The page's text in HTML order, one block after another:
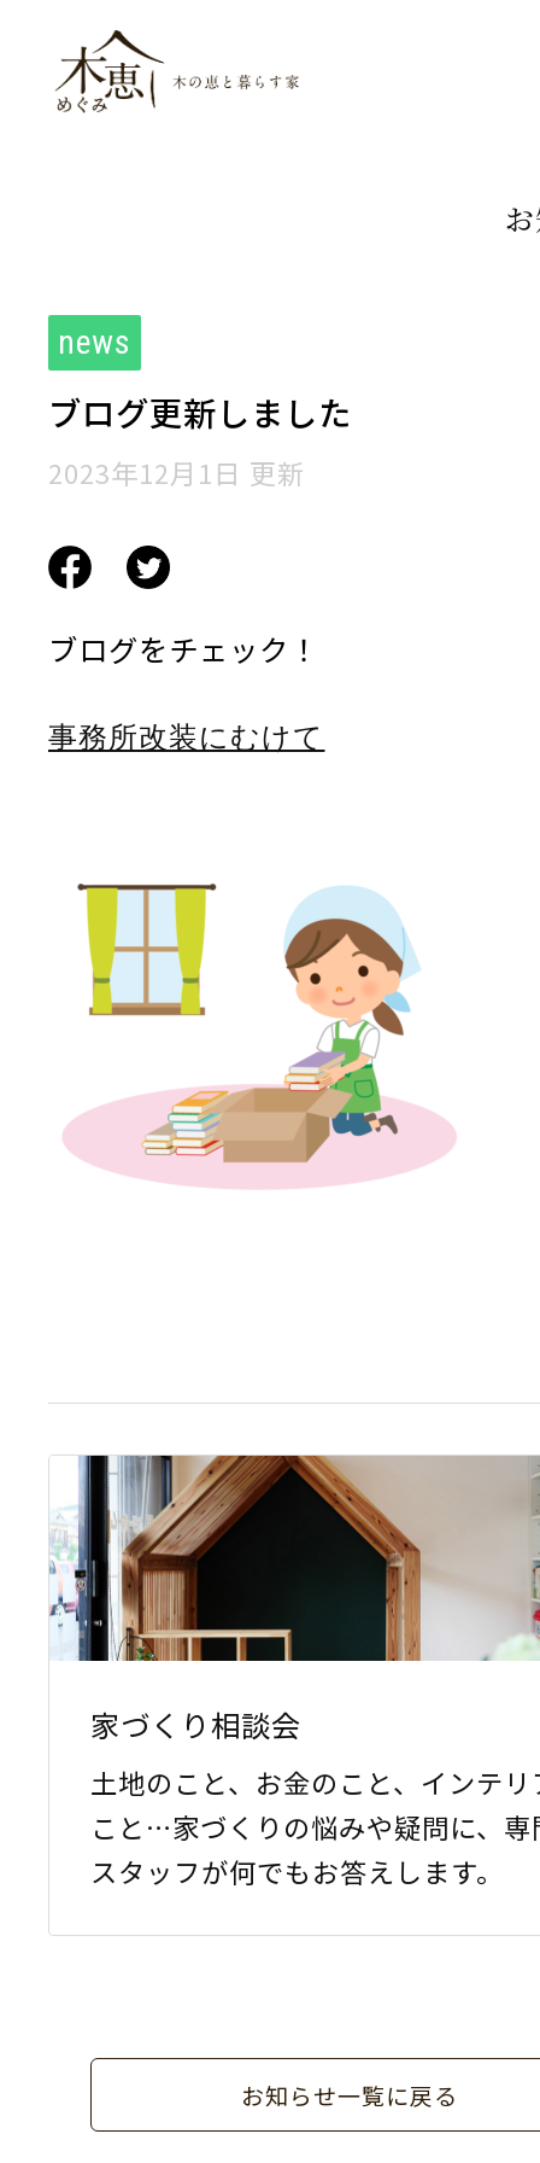
news
ブログ更新しました
2023年12月1日 更新
ブログをチェック！
事務所改装にむけて
家づくり相談会
土地のこと、お金のこと、インテ
こと…家づくりの悩みや疑問に、専
スタッフが何でもお答えします。
お知らせ一覧に戻る